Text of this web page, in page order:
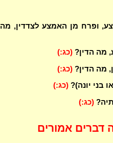
ופרח מן האמצע לצדדין, מה
מה הדין? (כג:)
מה הדין? (כג:)
בני יונה)? (כג:)
(כג:)
דברים אמורים